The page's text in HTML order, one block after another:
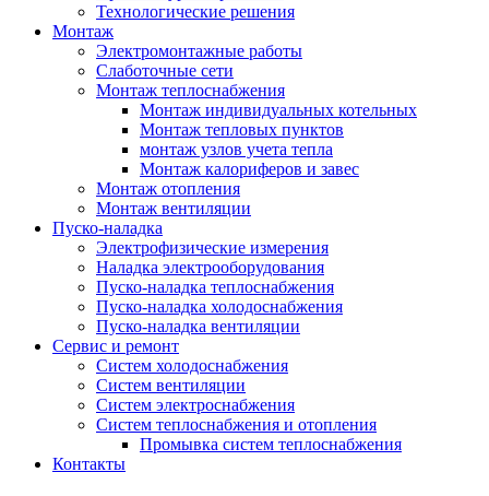
Технологические решения
Монтаж
Электромонтажные работы
Слаботочные сети
Монтаж теплоснабжения
Монтаж индивидуальных котельных
Монтаж тепловых пунктов
монтаж узлов учета тепла
Монтаж калориферов и завес
Монтаж отопления
Монтаж вентиляции
Пуско-наладка
Электрофизические измерения
Наладка электрооборудования
Пуско-наладка теплоснабжения
Пуско-наладка холодоснабжения
Пуско-наладка вентиляции
Сервис и ремонт
Систем холодоснабжения
Систем вентиляции
Систем электроснабжения
Систем теплоснабжения и отопления
Промывка систем теплоснабжения
Контакты